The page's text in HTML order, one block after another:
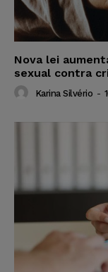
Nova lei
sexual contra
Karina Silvério -